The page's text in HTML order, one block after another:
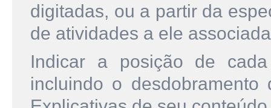
digitadas, ou a partir da
de atividades a ele
Indicar a posição de
incluindo o